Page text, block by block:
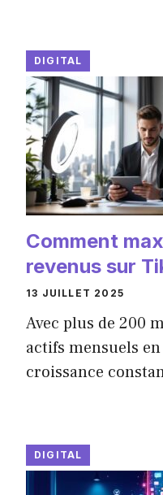
DIGITAL
Comment
revenus sur
13 JUILLET 2025
Avec plus de 200
actifs mensuels
croissance
DIGITAL